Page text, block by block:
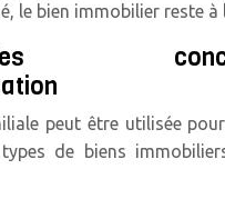
le bien immobilier reste à
peut être utilisée
de biens